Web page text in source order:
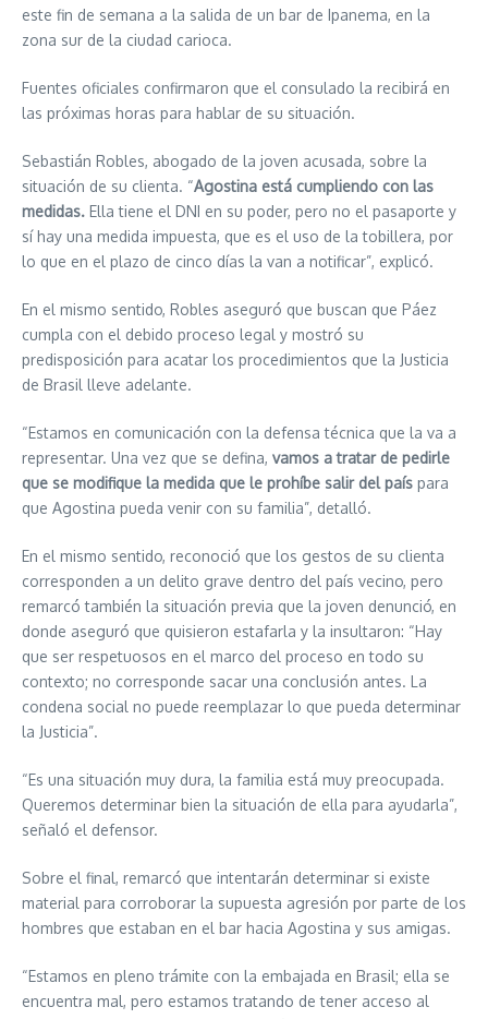
este fin de semana a la salida de un bar de Ipanema, en la
zona sur de la ciudad carioca.
Fuentes oficiales confirmaron que el consulado la recibirá en
las próximas horas para hablar de su situación.
Sebastián Robles, abogado de la joven acusada, sobre la
situación de su clienta. “Agostina está cumpliendo con las
medidas. Ella tiene el DNI en su poder, pero no el pasaporte y
sí hay una medida impuesta, que es el uso de la tobillera, por
lo que en el plazo de cinco días la van a notificar”, explicó.
En el mismo sentido, Robles aseguró que buscan que Páez
cumpla con el debido proceso legal y mostró su
predisposición para acatar los procedimientos que la Justicia
de Brasil lleve adelante.
“Estamos en comunicación con la defensa técnica que la va a
representar. Una vez que se defina, vamos a tratar de pedirle
que se modifique la medida que le prohíbe salir del país para
que Agostina pueda venir con su familia”, detalló.
En el mismo sentido, reconoció que los gestos de su clienta
corresponden a un delito grave dentro del país vecino, pero
remarcó también la situación previa que la joven denunció, en
donde aseguró que quisieron estafarla y la insultaron: “Hay
que ser respetuosos en el marco del proceso en todo su
contexto; no corresponde sacar una conclusión antes. La
condena social no puede reemplazar lo que pueda determinar
la Justicia”.
“Es una situación muy dura, la familia está muy preocupada.
Queremos determinar bien la situación de ella para ayudarla”,
señaló el defensor.
Sobre el final, remarcó que intentarán determinar si existe
material para corroborar la supuesta agresión por parte de los
hombres que estaban en el bar hacia Agostina y sus amigas.
“Estamos en pleno trámite con la embajada en Brasil; ella se
encuentra mal, pero estamos tratando de tener acceso al